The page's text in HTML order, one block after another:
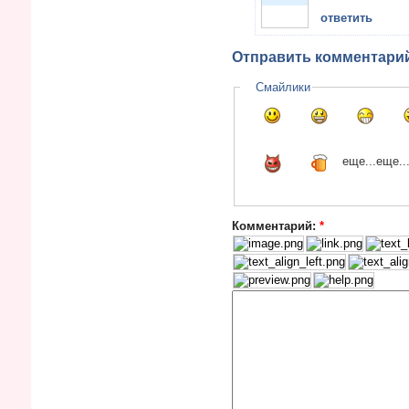
Vote up!
ответить
Отправить
Смайлики
еще...
Комментарий: *